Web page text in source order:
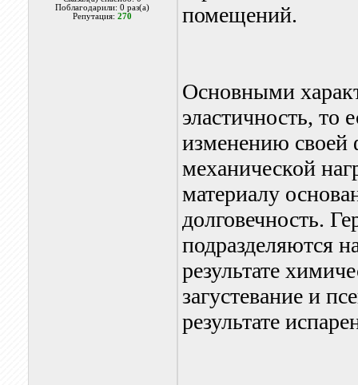
Поблагодарили: 0 раз(а)
Репутация:270
помещений.
Основными
эластичность, то
изменению своей
механической
материалу
долговечность.
подразделяются
результате
загустевание и
результате